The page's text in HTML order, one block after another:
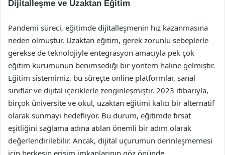
Dijitalleşme ve Uzaktan Eğitim
Pandemi süreci, eğitimde dijitalleşmenin hız kazanmasına
neden olmuştur. Uzaktan eğitim, gerek zorunlu sebeplerle
gerekse de teknolojiyle entegrasyon amacıyla pek çok
eğitim kurumunun benimsediği bir yöntem haline gelmiştir.
Eğitim sistemimiz, bu süreçte online platformlar, sanal
sınıflar ve dijital içeriklerle zenginleşmiştir. 2023 itibarıyla,
birçok üniversite ve okul, uzaktan eğitimi kalıcı bir alternatif
olarak sunmayı hedefliyor. Bu durum, eğitimde fırsat
eşitliğini sağlama adına atılan önemli bir adım olarak
değerlendirilebilir. Ancak, dijital uçurumun derinleşmemesi
için herkesin erişim imkanlarının göz önünde